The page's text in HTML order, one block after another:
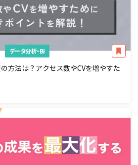
データ分析・BI
方法は？アクセス数やCVを増やすた